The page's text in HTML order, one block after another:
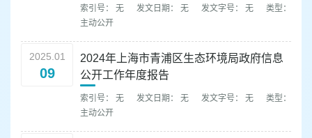
索引号： 无 发文日期： 无 发文字号： 无
类型：
主动公开
2025.01
09
2024年上海市青浦区生态环境局政府信息
公开工作年度报告
索引号： 无 发文日期： 无 发文字号： 无
类型：
主动公开